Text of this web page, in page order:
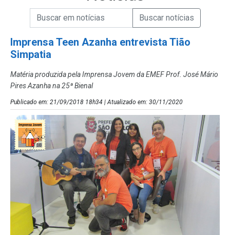
Campo de Busca de Notícias
Campo de Busca de informaçõesEnviar a Busca de Notícias
Imprensa Teen Azanha entrevista Tião
Simpatia
Matéria produzida pela Imprensa Jovem da EMEF Prof. José Mário
Pires Azanha na 25ª Bienal
Publicado em: 21/09/2018 18h34 | Atualizado em: 30/11/2020